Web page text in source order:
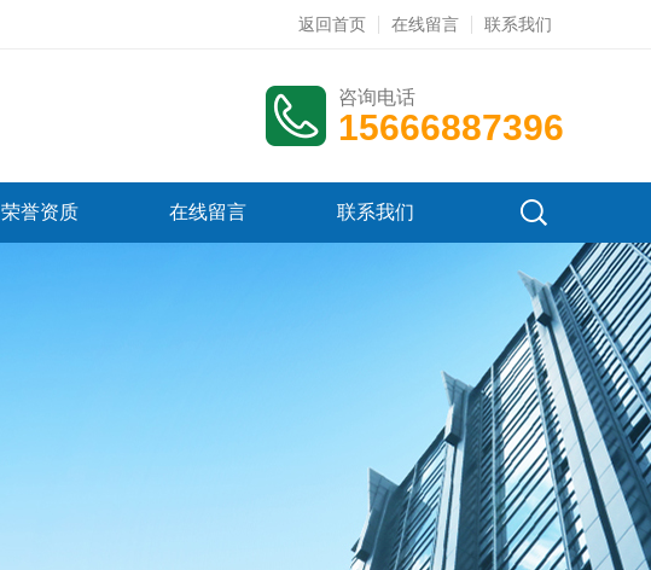
返回首页 在线留言 联系我们
咨询电话
15666887396
荣誉资质 在线留言 联系我们